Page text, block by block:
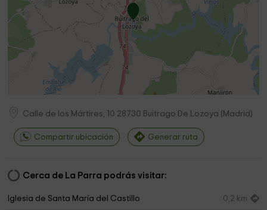
Calle de los Mártires, 10 28730 Buitrago De Lozoya ( Madrid )
Compartir ubicación Generar ruta
Cerca de La Parra podrás visitar:
Iglesia de Santa María del Castillo 0,2 km